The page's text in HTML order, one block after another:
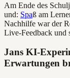
Am Ende des
und: Spaß am
Nachhilfe war der
Live-Feedback und
Jans KI-
Erwartungen